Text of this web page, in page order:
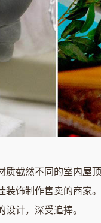
质截然不同的室内屋
装饰制作售卖的商家。
设计，深受追捧。